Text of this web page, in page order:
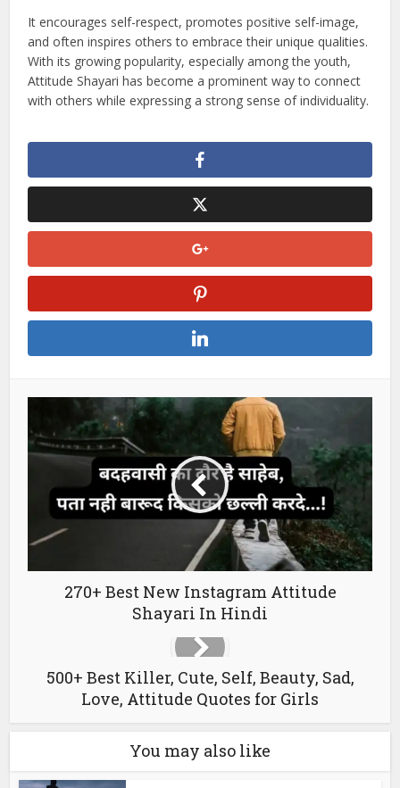
that allows individuals to showcase their confidence,
boldness, and self-assurance through poetry. Whether
used in personal conversations, on social media or as a
reflection of one’s personality, Attitude Shayari adds depth
and emotion to how we express ourselves.
It encourages self-respect, promotes positive self-image,
and often inspires others to embrace their unique qualities.
With its growing popularity, especially among the youth,
Attitude Shayari has become a prominent way to connect
with others while expressing a strong sense of individuality.